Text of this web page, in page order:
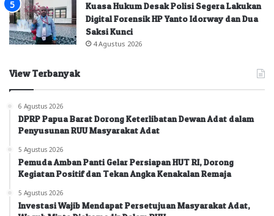
Kuasa Hukum Desak Polisi Segera Lakukan
Digital Forensik HP Yanto Idorway dan Dua
Saksi Kunci
4 Agustus 2026
View Terbanyak
6 Agustus 2026
DPRP Papua Barat Dorong Keterlibatan Dewan Adat dalam
Penyusunan RUU Masyarakat Adat
5 Agustus 2026
Pemuda Amban Panti Gelar Persiapan HUT RI, Dorong
Kegiatan Positif dan Tekan Angka Kenakalan Remaja
5 Agustus 2026
Investasi Wajib Mendapat Persetujuan Masyarakat Adat,